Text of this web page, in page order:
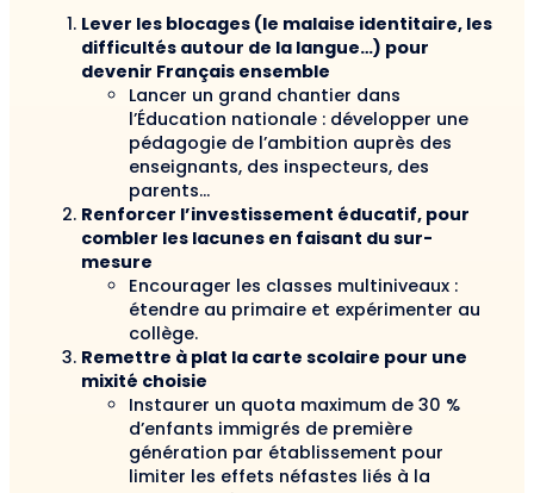
Lever les blocages (le malaise identitaire, les
difficultés autour de la langue…) pour
devenir Français ensemble
Lancer un grand chantier dans
l’Éducation nationale : développer une
pédagogie de l’ambition auprès des
enseignants, des inspecteurs, des
parents…
Renforcer l’investissement éducatif, pour
combler les lacunes en faisant du sur-
mesure
Encourager les classes multiniveaux :
étendre au primaire et expérimenter au
collège.
Remettre à plat la carte scolaire pour une
mixité choisie
Instaurer un quota maximum de 30 %
d’enfants immigrés de première
génération par établissement pour
limiter les effets néfastes liés à la